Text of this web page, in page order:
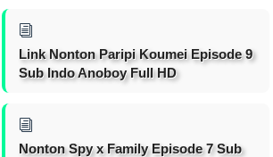
Link Nonton Paripi Koumei Episode 9
Sub Indo Anoboy Full HD
Nonton Spy x Family Episode 7 Sub